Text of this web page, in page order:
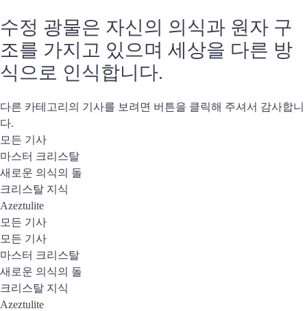
수정 광물은 자신의 의식과 원자 구
조를 가지고 있으며 세상을 다른 방
식으로 인식합니다.
다른 카테고리의 기사를 보려면 버튼을 클릭해 주셔서 감사합니
다.
모든 기사
마스터 크리스탈
새로운 의식의 돌
크리스탈 지식
Azeztulite
모든 기사
모든 기사
마스터 크리스탈
새로운 의식의 돌
크리스탈 지식
Azeztulite